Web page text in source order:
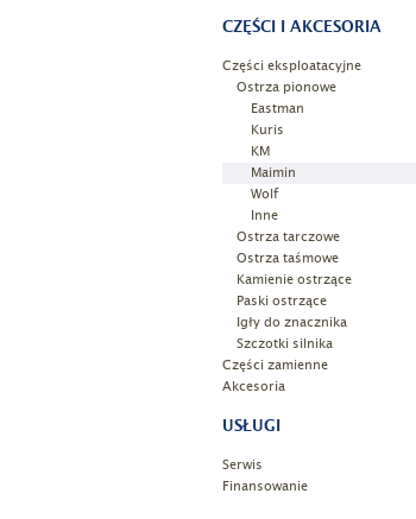
CZĘŚCI I AKCESORIA
Części eksploatacyjne
Ostrza pionowe
Eastman
Kuris
KM
Maimin
Wolf
Inne
Ostrza tarczowe
Ostrza taśmowe
Kamienie ostrzące
Paski ostrzące
Igły do znacznika
Szczotki silnika
Części zamienne
Akcesoria
USŁUGI
Serwis
Finansowanie